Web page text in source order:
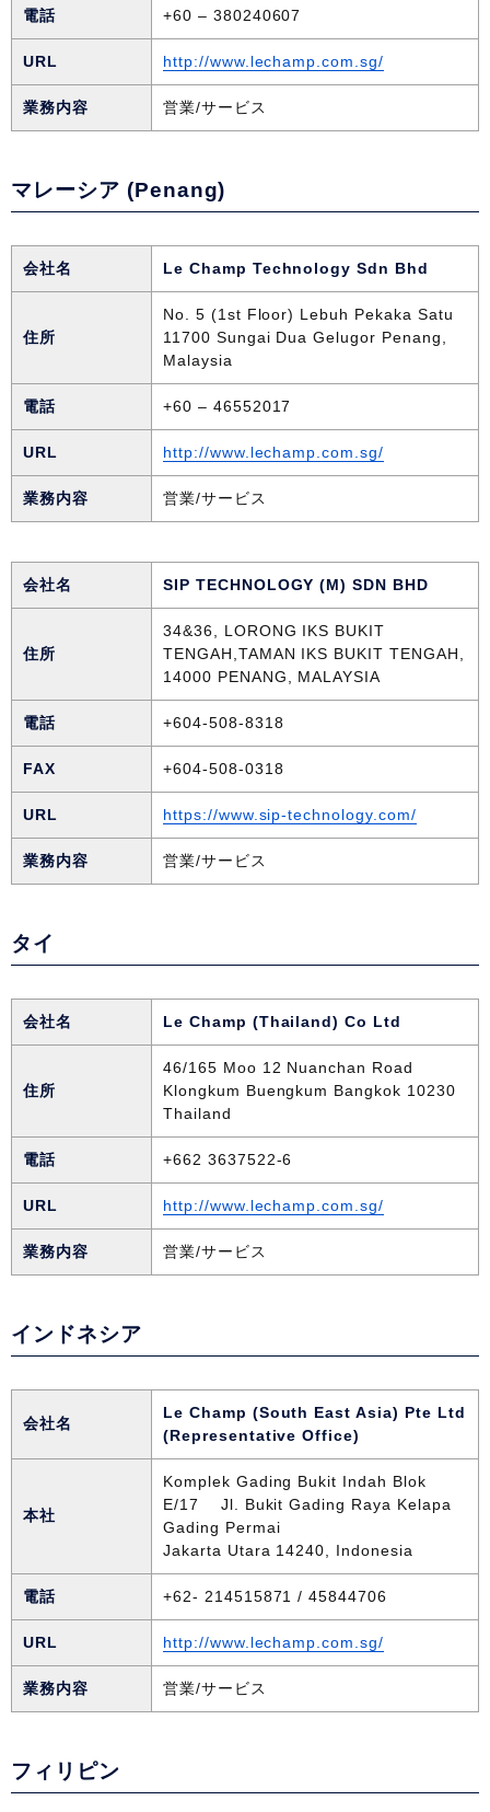
電話 +60 – 380240607
URL http://www.lechamp.com.sg/
業務内容 営業/サービス
マレーシア (Penang)
会社名 Le Champ Technology Sdn Bhd
住所
No. 5 (1st Floor) Lebuh Pekaka Satu
11700 Sungai Dua Gelugor Penang,
Malaysia
電話 +60 – 46552017
URL http://www.lechamp.com.sg/
業務内容 営業/サービス
会社名 SIP TECHNOLOGY (M) SDN BHD
住所
34&36, LORONG IKS BUKIT
TENGAH,TAMAN IKS BUKIT TENGAH,
14000 PENANG, MALAYSIA
電話 +604-508-8318
FAX +604-508-0318
URL https://www.sip-technology.com/
業務内容 営業/サービス
タイ
会社名 Le Champ (Thailand) Co Ltd
住所
46/165 Moo 12 Nuanchan Road
Klongkum Buengkum Bangkok 10230
Thailand
電話 +662 3637522-6
URL http://www.lechamp.com.sg/
業務内容 営業/サービス
インドネシア
会社名
Le Champ (South East Asia) Pte Ltd
(Representative Office)
本社
Komplek Gading Bukit Indah Blok
E/17 Jl. Bukit Gading Raya Kelapa
Gading Permai
Jakarta Utara 14240, Indonesia
電話 +62- 214515871 / 45844706
URL http://www.lechamp.com.sg/
業務内容 営業/サービス
フィリピン